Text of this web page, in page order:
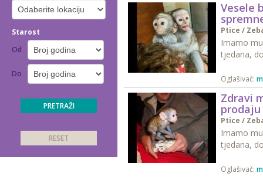
Starost
Od
Do
Vesele
Ptice /
Imamo
tjedana,
Oglašivač:
Zdravi
prodaju
Ptice /
Imamo
tjedana,
Oglašivač: